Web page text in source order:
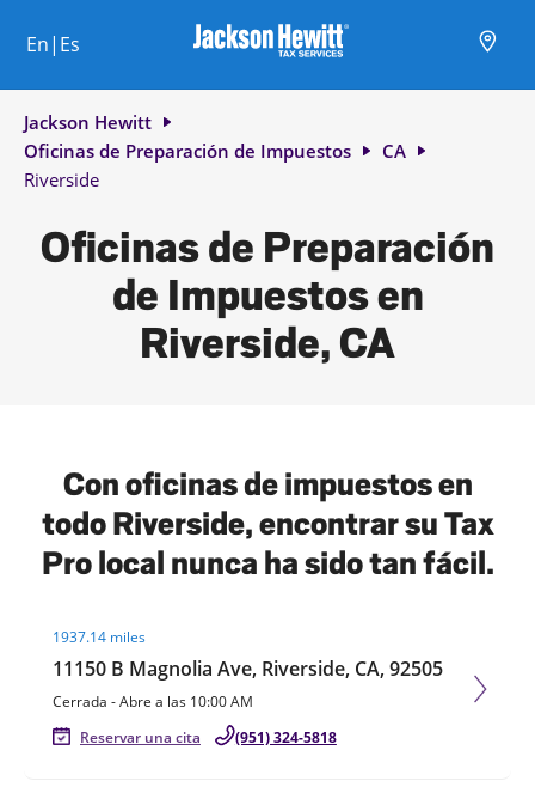
En|Es
Jackson Hewitt
Oficinas de Preparación de Impuestos
CA
Riverside
Oficinas de Preparación
de Impuestos en
Riverside, CA
Con oficinas de impuestos en
todo Riverside, encontrar su Tax
Pro local nunca ha sido tan fácil.
1937.14 miles
11150 B Magnolia Ave, Riverside, CA, 92505
Cerrada -Abre a las 10:00 AM
Reservar una cita
(951) 324-5818